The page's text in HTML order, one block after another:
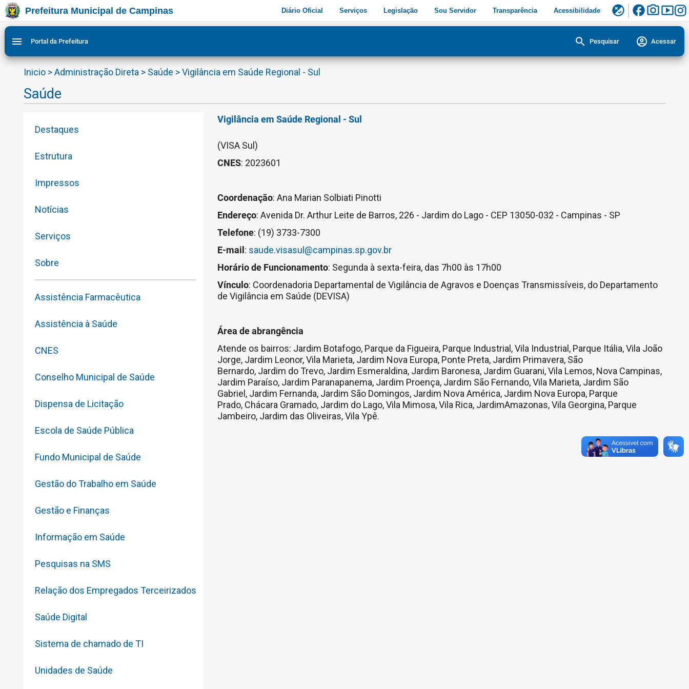
Ir para conteudo 1
Ir para menu do site da Prefeitura de Campinas
Ligar/Desligar contraste visual de tela para acessibilidade
Prefeitura Municipal de Campinas Diário Oficial Serviços Legislação Sou Servidor Transparência Acessibilidade flaky facebookphoto_camerasmart_display
menu Portal da Prefeitura search Pesquisar account_circle Acessar
Inicio>Administração Direta > Saúde >Vigilância em Saúde Regional - Sul
Saúde
Destaques
Estrutura
Impressos
Notícias
Serviços
Sobre
Assistência Farmacêutica
Assistência à Saúde
CNES
Conselho Municipal de Saúde
Dispensa de Licitação
Escola de Saúde Pública
Fundo Municipal de Saúde
Gestão do Trabalho em Saúde
Gestão e Finanças
Informação em Saúde
Pesquisas na SMS
Relação dos Empregados Terceirizados
Saúde Digital
Sistema de chamado de TI
Unidades de Saúde
Vigilância em Saúde Regional - Sul
(VISA Sul)
CNES: 2023601
Coordenação: Ana Marian Solbiati Pinotti
Endereço: Avenida Dr. Arthur Leite de Barros, 226 - Jardim do Lago - CEP 13050-032 - Campinas - SP
Telefone: (19) 3733-7300
E-mail : saude.visasul@campinas.sp.gov.br
Horário de Funcionamento: Segunda à sexta-feira, das 7h00 às 17h00
Vínculo: Coordenadoria Departamental de Vigilância de Agravos e Doenças Transmissíveis, do Departamento
de Vigilância em Saúde (DEVISA)
Área de abrangência
Atende os bairros: Jardim Botafogo, Parque da Figueira, Parque Industrial, Vila Industrial, Parque Itália, Vila João
Jorge, Jardim Leonor, Vila Marieta, Jardim Nova Europa, Ponte Preta, Jardim Primavera, São
Bernardo, Jardim do Trevo, Jardim Esmeraldina, Jardim Baronesa, Jardim Guarani, Vila Lemos, Nova Campinas,
Jardim Paraíso, Jardim Paranapanema, Jardim Proença, Jardim São Fernando, Vila Marieta, Jardim São
Gabriel, Jardim Fernanda, Jardim São Domingos, Jardim Nova América, Jardim Nova Europa, Parque
Prado, Chácara Gramado, Jardim do Lago, Vila Mimosa, Vila Rica, JardimAmazonas, Vila Georgina, Parque
Jambeiro, Jardim das Oliveiras, Vila Ypê.